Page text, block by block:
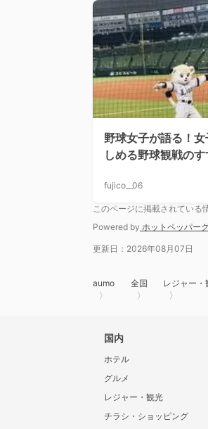
野球女子が語る！
しめる野球観戦の
fujico__06
このページに掲載されている
Powered by ホットペッパー
更新日：2026年08月07日
aumo 全国 レジャー・
国内
ホテル
グルメ
レジャー・観光
チラシ・ショッピング